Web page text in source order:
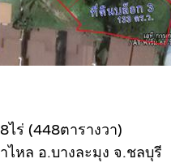
ร่ (448ตารางวา)
ไหล อ.บางละมุง จ.ชลบุรี